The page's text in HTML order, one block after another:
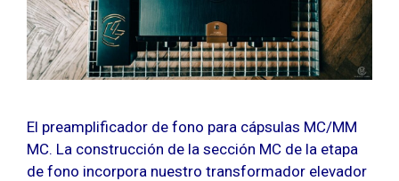
El preamplificador de fono para cápsulas MC/MM
MC. La construcción de la sección MC de la etapa
de fono incorpora nuestro transformador elevador